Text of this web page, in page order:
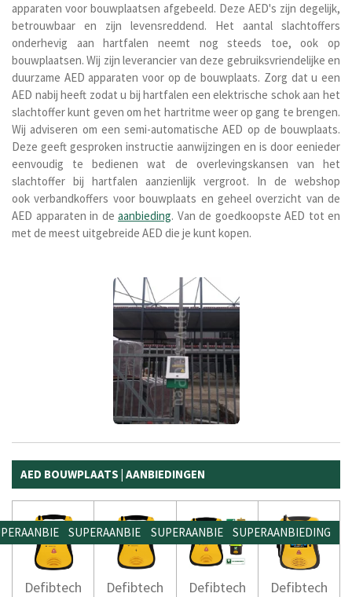
apparaten voor bouwplaatsen afgebeeld. Deze AED's zijn degelijk,
betrouwbaar en zijn levensreddend. Het aantal slachtoffers
onderhevig aan hartfalen neemt nog steeds toe, ook op
bouwplaatsen. Wij zijn leverancier van deze gebruiksvriendelijke en
duurzame AED apparaten voor op de bouwplaats. Zorg dat u een
AED nabij heeft zodat u bij hartfalen een elektrische schok aan het
slachtoffer kunt geven om het hartritme weer op gang te brengen.
Wij adviseren om een semi-automatische AED op de bouwplaats.
Deze geeft gesproken instructie aanwijzingen en is door eenieder
eenvoudig te bedienen wat de overlevingskansen van het
slachtoffer bij hartfalen aanzienlijk vergroot. In de webshop
ook verbandkoffers voor bouwplaats en geheel overzicht van de
AED apparaten in de aanbieding. Van de goedkoopste AED tot en
met de meest uitgebreide AED die je kunt kopen.
AED BOUWPLAATS | AANBIEDINGEN
Defibtech
SUPERAANBIEDING
Defibtech
SUPERAANBIEDING
Defibtech
SUPERAANBIEDING
Defibtech